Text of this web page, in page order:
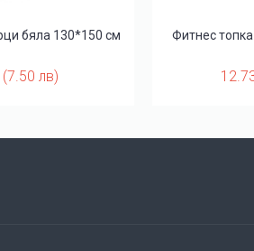
бяла 130*150 см
лв)
Фитнес